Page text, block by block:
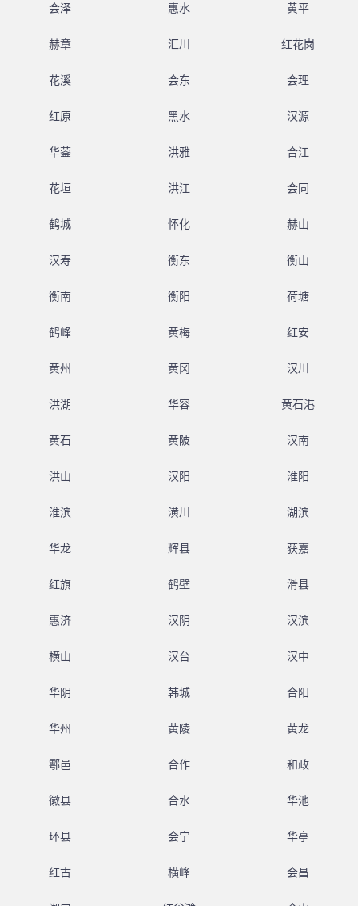
会泽 惠水 黄平
赫章 汇川 红花岗
花溪 会东 会理
红原 黑水 汉源
华蓥 洪雅 合江
花垣 洪江 会同
鹤城 怀化 赫山
汉寿 衡东 衡山
衡南 衡阳 荷塘
鹤峰 黄梅 红安
黄州 黄冈 汉川
洪湖 华容 黄石港
黄石 黄陂 汉南
洪山 汉阳 淮阳
淮滨 潢川 湖滨
华龙 辉县 获嘉
红旗 鹤壁 滑县
惠济 汉阴 汉滨
横山 汉台 汉中
华阴 韩城 合阳
华州 黄陵 黄龙
鄠邑 合作 和政
徽县 合水 华池
环县 会宁 华亭
红古 横峰 会昌